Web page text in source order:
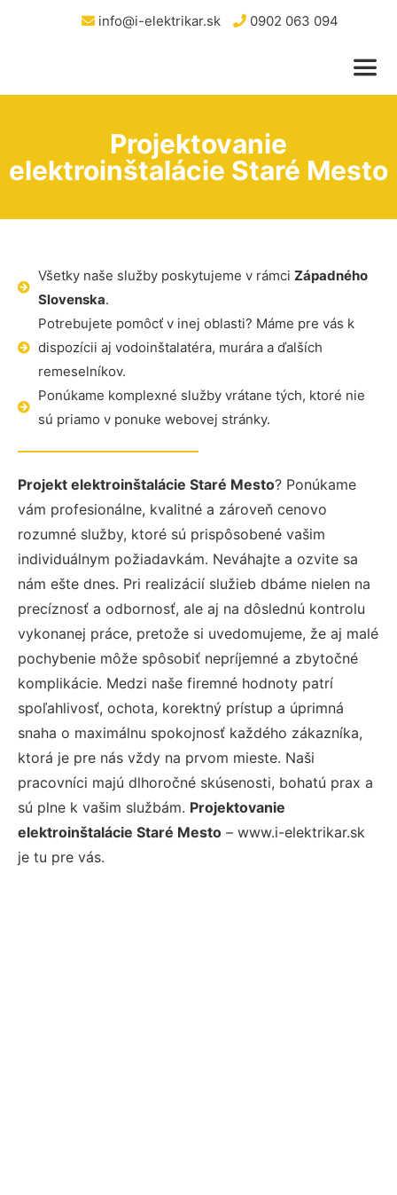
info@i-elektrikar.sk 0902 063 094
Projektovanie
elektroinštalácie Staré Mesto
Všetky naše služby poskytujeme v rámci Západného
Slovenska.
Potrebujete pomôcť v inej oblasti? Máme pre vás k
dispozícii aj vodoinštalatéra, murára a ďalších
remeselníkov.
Ponúkame komplexné služby vrátane tých, ktoré nie
sú priamo v ponuke webovej stránky.
Projekt elektroinštalácie Staré Mesto? Ponúkame
vám profesionálne, kvalitné a zároveň cenovo
rozumné služby, ktoré sú prispôsobené vašim
individuálnym požiadavkám. Neváhajte a ozvite sa
nám ešte dnes. Pri realizácií služieb dbáme nielen na
precíznosť a odbornosť, ale aj na dôslednú kontrolu
vykonanej práce, pretože si uvedomujeme, že aj malé
pochybenie môže spôsobiť nepríjemné a zbytočné
komplikácie. Medzi naše firemné hodnoty patrí
spoľahlivosť, ochota, korektný prístup a úprimná
snaha o maximálnu spokojnosť každého zákazníka,
ktorá je pre nás vždy na prvom mieste. Naši
pracovníci majú dlhoročné skúsenosti, bohatú prax a
sú plne k vašim službám. Projektovanie
elektroinštalácie Staré Mesto – www.i-elektrikar.sk
je tu pre vás.